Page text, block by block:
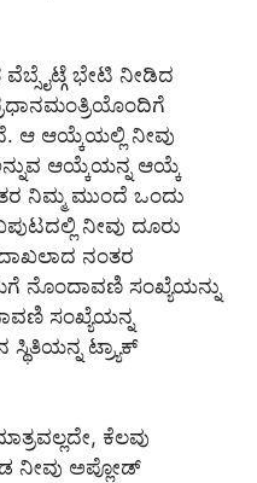
ಭೇಟಿ ನೀಡಿದ
ಆ ಆಯ್ಕೆಯಲ್ಲಿ ನೀವು
ಆಯ್ಕೆಯನ್ನ ಆಯ್ಕೆ
ನಿಮ್ಮ ಮುಂದೆ ಒಂದು
ನೀವು ದೂರು
ನಂತರ
ನೊಂದಾವಣಿ ಸಂಖ್ಯೆಯನ್ನು
ಸಂಖ್ಯೆಯನ್ನ
ಟ್ರ್ಯಾಕ್
ಕೆಲವು
ನೀವು ಅಪ್ಲೋಡ್